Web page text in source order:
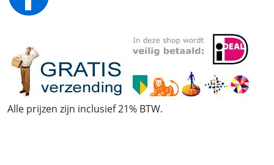
Alle prijzen zijn inclusief 21% BTW.